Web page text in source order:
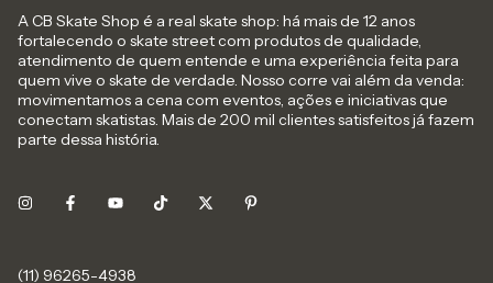
A CB Skate Shop é a real skate shop: há mais de 12 anos
fortalecendo o skate street com produtos de qualidade,
atendimento de quem entende e uma experiência feita para
quem vive o skate de verdade. Nosso corre vai além da venda:
movimentamos a cena com eventos, ações e iniciativas que
conectam skatistas. Mais de 200 mil clientes satisfeitos já fazem
parte dessa história.